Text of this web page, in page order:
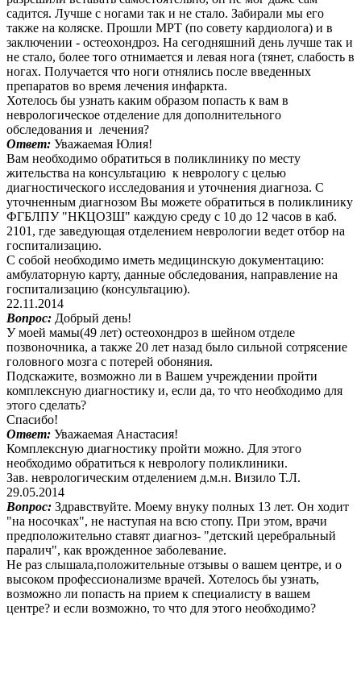
садится. Лучше с ногами так и не стало. Забирали мы его
также на коляске. Прошли МРТ (по совету кардиолога) и в
заключении - остеохондроз. На сегодняшний день лучше так и
не стало, более того отнимается и левая нога (тянет, слабость в
ногах. Получается что ноги отнялись после введенных
препаратов во время лечения инфаркта.
Хотелось бы узнать каким образом попасть к вам в
неврологическое отделение для дополнительного
обследования и лечения?
Ответ: Уважаемая Юлия!
Вам необходимо обратиться в поликлинику по месту
жительства на консультацию к неврологу с целью
диагностического исследования и уточнения диагноза. С
уточненным диагнозом Вы можете обратиться в поликлинику
ФГБЛПУ "НКЦОЗШ" каждую среду с 10 до 12 часов в каб.
2101, где заведующая отделением неврологии ведет отбор на
госпитализацию.
С собой необходимо иметь медицинскую документацию:
амбулаторную карту, данные обследования, направление на
госпитализацию (консультацию).
22.11.2014
Вопрос: Добрый день!
У моей мамы(49 лет) остеохондроз в шейном отделе
позвоночника, а также 20 лет назад было сильной сотрясение
головного мозга с потерей обоняния.
Подскажите, возможно ли в Вашем учреждении пройти
комплексную диагностику и, если да, то что необходимо для
этого сделать?
Спасибо!
Ответ: Уважаемая Анастасия!
Комплексную диагностику пройти можно. Для этого
необходимо обратиться к неврологу поликлиники.
Зав. неврологическим отделением д.м.н. Визило Т.Л.
29.05.2014
Вопрос: Здравствуйте. Моему внуку полных 13 лет. Он ходит
"на носочках", не наступая на всю стопу. При этом, врачи
предположительно ставят диагноз- "детский церебральный
паралич", как врожденное заболевание.
Не раз слышала,положительные отзывы о вашем центре, и о
высоком профессионализме врачей. Хотелось бы узнать,
возможно ли попасть на прием к специалисту в вашем
центре? и если возможно, то что для этого необходимо?